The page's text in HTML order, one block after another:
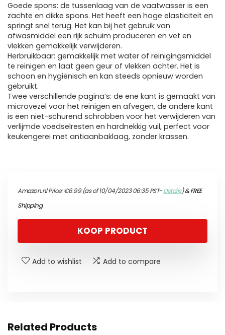
Goede spons: de tussenlaag van de vaatwasser is een
zachte en dikke spons. Het heeft een hoge elasticiteit en
springt snel terug. Het kan bij het gebruik van
afwasmiddel een rijk schuim produceren en vet en
vlekken gemakkelijk verwijderen.
Herbruikbaar: gemakkelijk met water of reinigingsmiddel
te reinigen en laat geen geur of vlekken achter. Het is
schoon en hygiënisch en kan steeds opnieuw worden
gebruikt.
Twee verschillende pagina’s: de ene kant is gemaakt van
microvezel voor het reinigen en afvegen, de andere kant
is een niet-schurend schrobben voor het verwijderen van
verlijmde voedselresten en hardnekkig vuil, perfect voor
keukengerei met antiaanbaklaag, zonder krassen.
Amazon.nl Price:€6.99(as of 10/04/2023 06:35 PST-Details)&FREE
Shipping.
KOOP PRODUCT
Add to wishlist Add to compare
Related Products